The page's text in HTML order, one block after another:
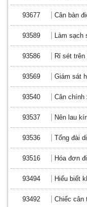
93677 Cân bàn
93589 Làm sạch
93586 Rỉ sét
93569 Giám sát
93540 Cân chính
93537 Nên lau
93536 Tổng đài
93516 Hóa đơn
93494 Hiểu biết
93492 Chiếc cân